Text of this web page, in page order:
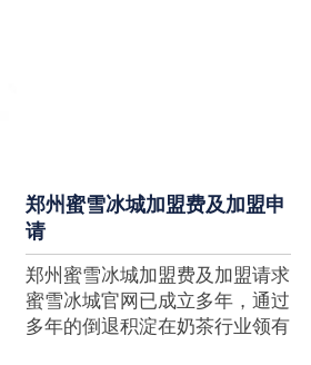
郑州蜜雪冰城加盟费及加盟申
请
郑州蜜雪冰城加盟费及加盟请求
蜜雪冰城官网已成立多年，通过
多年的倒退积淀在奶茶行业领有